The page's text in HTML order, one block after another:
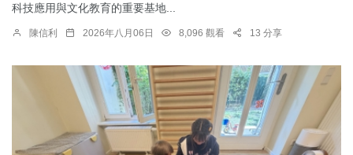
科技應用與文化教育的重要基地...
陳信利 2026年八月06日 8,096 觀看 13 分享